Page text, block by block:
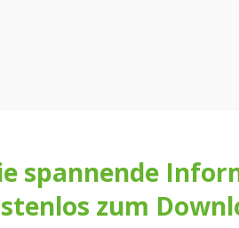
spannende
zum